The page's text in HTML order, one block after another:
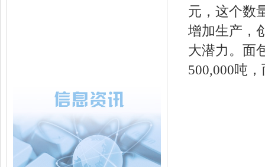
元，这个数
增加生产，
大潜力。面
500,000吨